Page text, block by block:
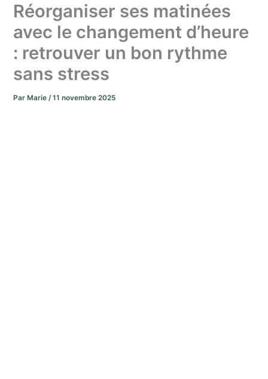
Réorganiser ses matinées
avec le changement d’heure
: retrouver un bon rythme
sans stress
Par Marie/11 novembre 2025